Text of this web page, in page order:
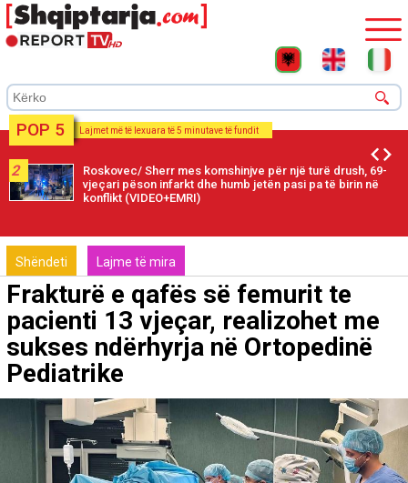
POP 5 Lajmet më të lexuara të 5 minutave të fundit
2
Roskovec/ Sherr mes komshinjve për një turë drush, 69-
vjeçari pëson infarkt dhe humb jetën pasi pa të birin në
konflikt (VIDEO+EMRI)
Shëndeti Lajme të mira
Frakturë e qafës së femurit te
pacienti 13 vjeçar, realizohet me
sukses ndërhyrja në Ortopedinë
Pediatrike